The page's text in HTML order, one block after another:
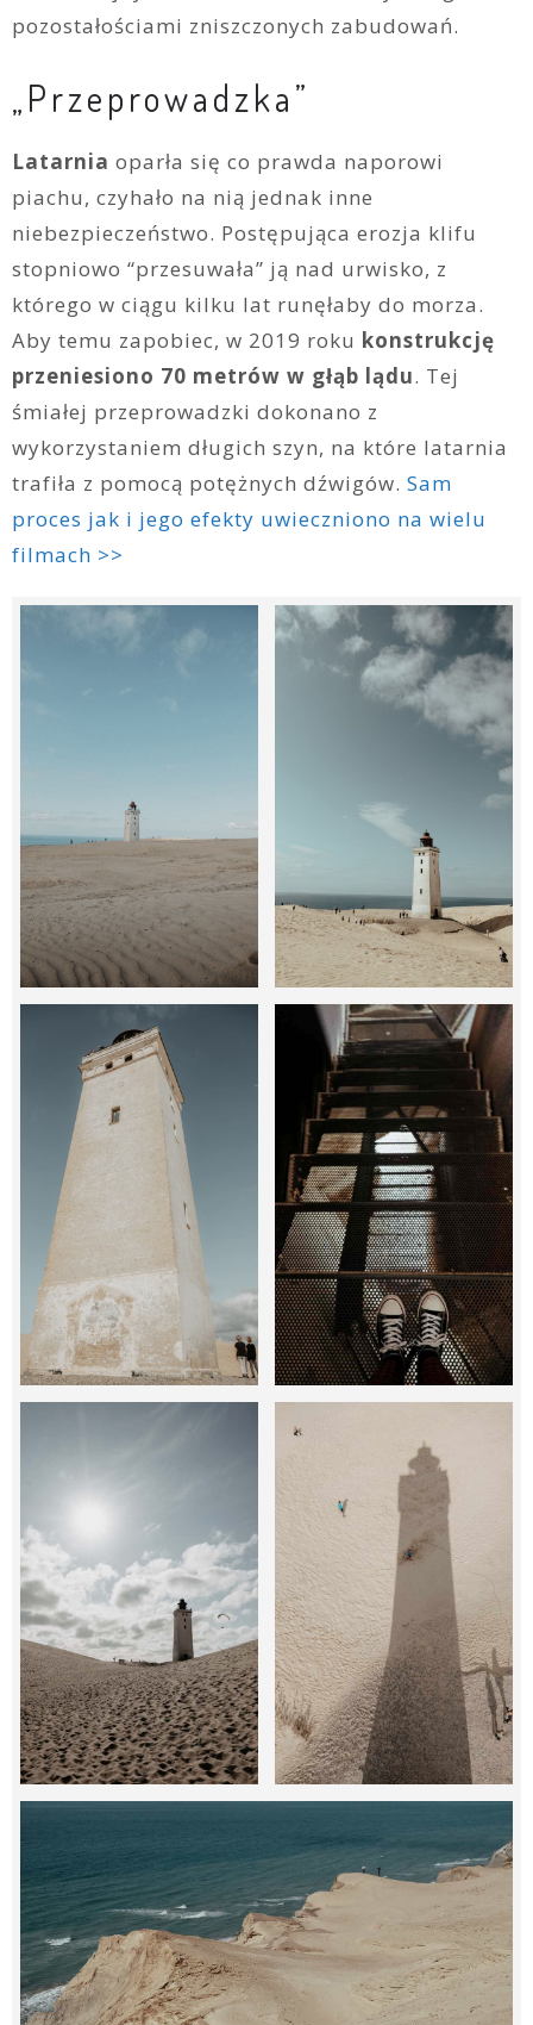
pozostałościami zniszczonych zabudowań.
„Przeprowadzka”
Latarnia oparła się co prawda naporowi
piachu, czyhało na nią jednak inne
niebezpieczeństwo. Postępująca erozja klifu
stopniowo “przesuwała” ją nad urwisko, z
którego w ciągu kilku lat runęłaby do morza.
Aby temu zapobiec, w 2019 roku konstrukcję
przeniesiono 70 metrów w głąb lądu. Tej
śmiałej przeprowadzki dokonano z
wykorzystaniem długich szyn, na które latarnia
trafiła z pomocą potężnych dźwigów. Sam
proces jak i jego efekty uwieczniono na wielu
filmach >>